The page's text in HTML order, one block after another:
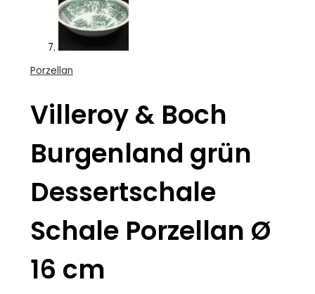
Porzellan
Villeroy & Boch
Burgenland grün
Dessertschale
Schale Porzellan Ø
16 cm